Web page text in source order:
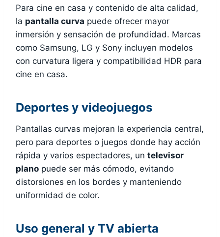
Para cine en casa y contenido de alta calidad,
la pantalla curva puede ofrecer mayor
inmersión y sensación de profundidad. Marcas
como Samsung, LG y Sony incluyen modelos
con curvatura ligera y compatibilidad HDR para
cine en casa.
Deportes y videojuegos
Pantallas curvas mejoran la experiencia central,
pero para deportes o juegos donde hay acción
rápida y varios espectadores, un televisor
plano puede ser más cómodo, evitando
distorsiones en los bordes y manteniendo
uniformidad de color.
Uso general y TV abierta